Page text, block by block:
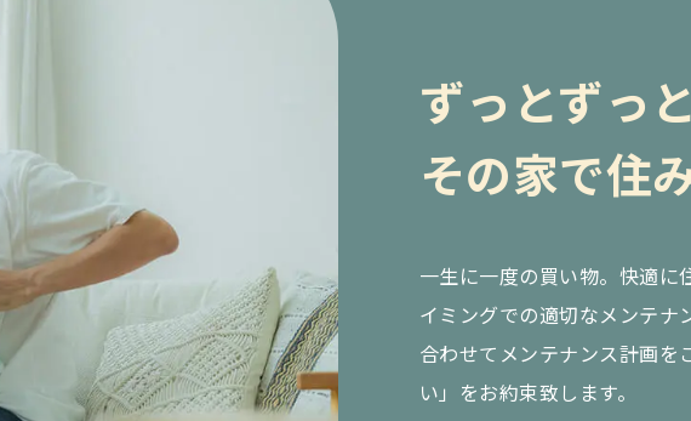
採用情報
数字で紐解く三友建築所 募集職種
お知らせ
ずっとずっ
その家で住
一生に一度の買い物。快適に
イミングでの適切なメンテ
合わせてメンテナンス計画を
い」をお約束致します。